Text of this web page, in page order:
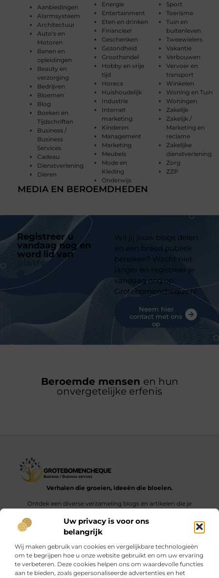
Uw privacy is voor ons
belangrijk
Wij maken gebruik van cookies en vergelijkbare technologieën
om te begrijpen hoe u onze website gebruikt en om uw ervaring
te verbeteren. Deze cookies helpen ons om waardevolle functies
aan te bieden, zoals gepersonaliseerde advertenties en het
Aanbiedingen
Alarmsysteem
Architectuur
Auto's en
Motoren
Banen en
opleidingen
Beauty en
verzorging
Bedrijven
Bloemen
Blog
Boeken en
Tijdschriften
Business /
Business
Services
Cadeau
Dienstverlening
Dieren
Energie
Entertainment
Eten en drinken
Financieel
Geschenken
Gezondheid
Groothandel
Hobby en vrije
tijd
Horeca
Huishoudelijk
Industrie
Internet
marketing
Kinderen
Management
Marketing
Meubels
Mode en
Kleding
Onderwijs
Sport
Toerisme
Tuin en
buitenleven
Tweewielers
Vakantie
Verbouwen
Vervoer en
transport
Winkelen
Woning en Tuin
Woningen
Zakelijk
Zakelijk /
Marketing en
reclame
Zakelijke
dienstverlening
Zorg
ZZP
MEDIA EN BEROEMDHEDEN
Registreer u
vandaag nog en
word lid van
platform
Wil jij jouw blogs delen
en een breed publiek
bereiken? Wacht niet
langer en registreer je
vandaag nog op
Grotebomencheque.nl
Neem hier
contact met ons
op
Beroemde mensen en hun
onvergetelijke erfenis
Verhalen die groeien, ideeën die bloeien.
Ontdek een diverse verzameling blogs en artikelen die je
dagelijks leven.